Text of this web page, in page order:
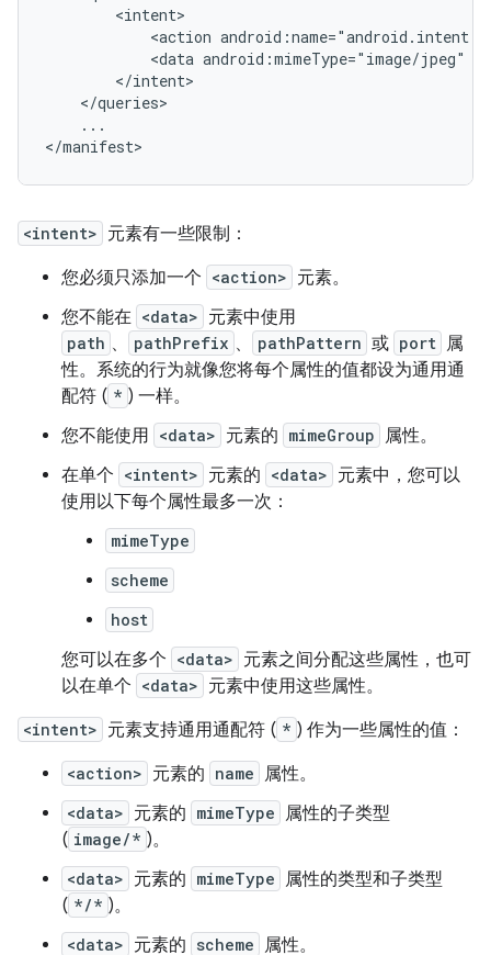
<action
<data android:mimeType="image/jpeg"
...
</manifest>
<intent> 元素有一些限制：
您必须只添加一个 <action> 元素。
您不能在 <data> 元素中使用
path 、 pathPrefix 、 pathPattern 或 port 属
性。系统的行为就像您将每个属性的值都设为通用通
配符 ( * ) 一样。
您不能使用 <data> 元素的 mimeGroup 属性。
在单个 <intent> 元素的 <data> 元素中，您可以
使用以下每个属性最多一次：
mimeType
scheme
host
您可以在多个 <data> 元素之间分配这些属性，也可
以在单个 <data> 元素中使用这些属性。
<intent> 元素支持通用通配符 ( * ) 作为一些属性的值：
<action> 元素的 name 属性。
<data> 元素的 mimeType 属性的子类型
( image/* )。
<data> 元素的 mimeType 属性的类型和子类型
( */* )。
<data> 元素的 scheme 属性。